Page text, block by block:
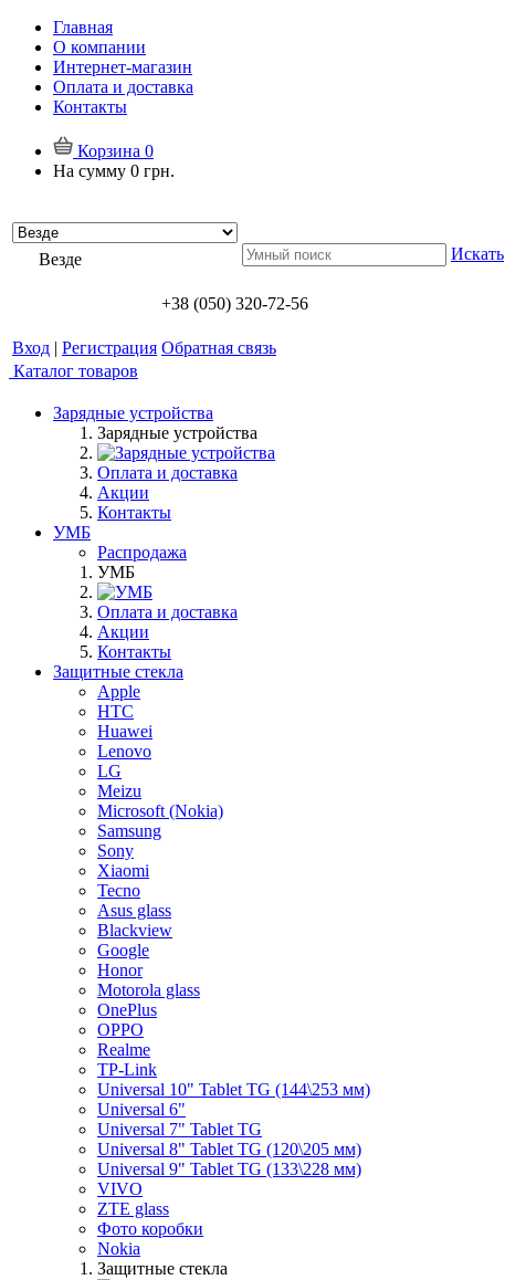
Главная
О компании
Интернет-магазин
Оплата и доставка
Контакты
Корзина 0
На сумму 0 грн.
Везде Искать
+38 (050) 320-72-56
Вход | Регистрация Обратная связь
Каталог товаров
Зарядные устройства
Зарядные устройства
Оплата и доставка
Акции
Контакты
УМБ
Распродажа
УМБ
Оплата и доставка
Акции
Контакты
Защитные стекла
Apple
HTC
Huawei
Lenovo
LG
Meizu
Microsoft (Nokia)
Samsung
Sony
Xiaomi
Tecno
Asus glass
Blackview
Google
Honor
Motorola glass
OnePlus
OPPO
Realme
TP-Link
Universal 10" Tablet TG (144\253 мм)
Universal 6"
Universal 7" Tablet TG
Universal 8" Tablet TG (120\205 мм)
Universal 9" Tablet TG (133\228 мм)
VIVO
ZTE glass
Фото коробки
Nokia
Защитные стекла